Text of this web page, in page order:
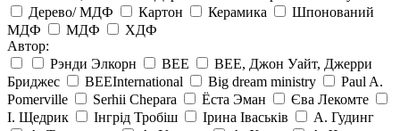
Дерево/ МДФ
Картон Керамика
Шпонований
МДФ
МДФ
ХДФ
Автор:
Рэнди Элкорн
BEE
BEE, Джон Уайт, Джерри
Бриджес
BEEInternational Big dream ministry
Paul A.
Pomerville
Serhii Chepara Ёста Эман
Єва Лекомте
І. Щедрик
Інгрід Тробіш Ірина Іваськів
А. Гудинг